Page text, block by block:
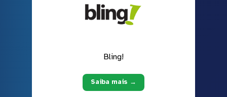
Bling!
Saiba mais →